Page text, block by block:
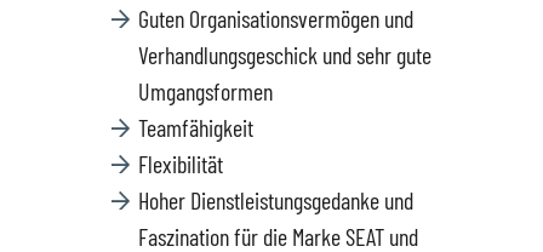
Guten Organisationsvermögen und
Verhandlungsgeschick und sehr gute
Umgangsformen
Teamfähigkeit
Flexibilität
Hoher Dienstleistungsgedanke und
Faszination für die Marke SEAT und